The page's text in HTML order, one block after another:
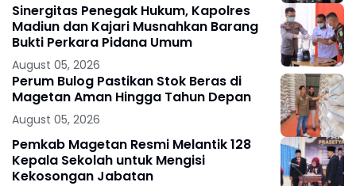
Sinergitas Penegak Hukum, Kapolres
Madiun dan Kajari Musnahkan Barang
Bukti Perkara Pidana Umum
August 05, 2026
Perum Bulog Pastikan Stok Beras di
Magetan Aman Hingga Tahun Depan
August 05, 2026
Pemkab Magetan Resmi Melantik 128
Kepala Sekolah untuk Mengisi
Kekosongan Jabatan